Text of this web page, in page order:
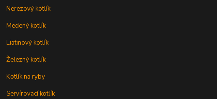
Nerezový kotlík
Medený kotlík
Liatinový kotlík
Železný kotlík
Kotlík na ryby
Servírovací kotlík